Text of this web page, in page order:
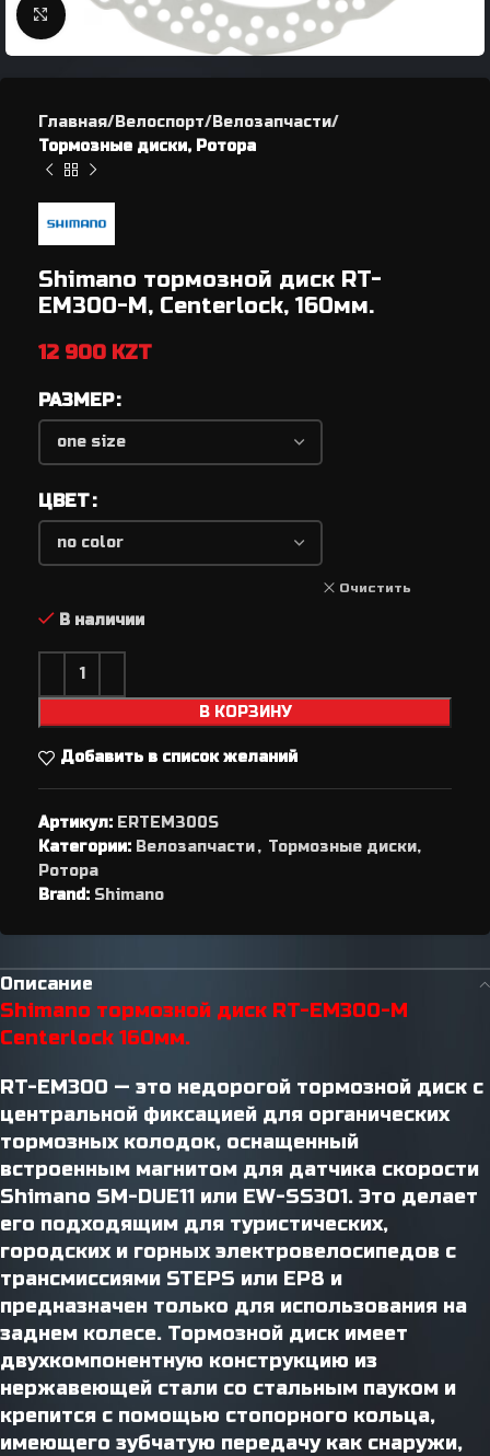
Нажмите, чтобы увеличить
Главная Велоспорт
Велозапчасти
Тормозные диски, Ротора
Shimano тормозной диск RT-
EM300-M, Centerlock, 160мм.
12 900 KZT
РАЗМЕР
ЦВЕТ
Очистить
В наличии
В КОРЗИНУ
Добавить в список желаний
Артикул: ERTEM300S
Категории: Велозапчасти, Тормозные диски,
Ротора
Brand: Shimano
Описание
Shimano тормозной диск RT-EM300-M
Centerlock 160мм.
RT-EM300 — это недорогой тормозной диск с
центральной фиксацией для органических
тормозных колодок, оснащенный
встроенным магнитом для датчика скорости
Shimano SM-DUE11 или EW-SS301. Это делает
его подходящим для туристических,
городских и горных электровелосипедов с
трансмиссиями STEPS или EP8 и
предназначен только для использования на
заднем колесе. Тормозной диск имеет
двухкомпонентную конструкцию из
нержавеющей стали со стальным пауком и
крепится с помощью стопорного кольца,
имеющего зубчатую передачу как снаружи,